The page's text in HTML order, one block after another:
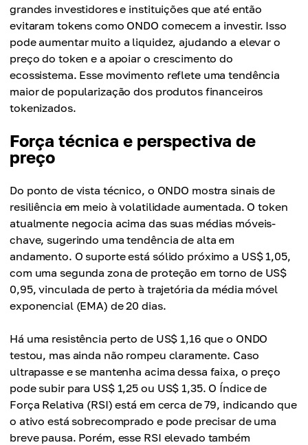
grandes investidores e instituições que até então
evitaram tokens como ONDO comecem a investir. Isso
pode aumentar muito a liquidez, ajudando a elevar o
preço do token e a apoiar o crescimento do
ecossistema. Esse movimento reflete uma tendência
maior de popularização dos produtos financeiros
tokenizados.
Força técnica e perspectiva de
preço
Do ponto de vista técnico, o ONDO mostra sinais de
resiliência em meio à volatilidade aumentada. O token
atualmente negocia acima das suas médias móveis-
chave, sugerindo uma tendência de alta em
andamento. O suporte está sólido próximo a US$ 1,05,
com uma segunda zona de proteção em torno de US$
0,95, vinculada de perto à trajetória da média móvel
exponencial (EMA) de 20 dias.
Há uma resistência perto de US$ 1,16 que o ONDO
testou, mas ainda não rompeu claramente. Caso
ultrapasse e se mantenha acima dessa faixa, o preço
pode subir para US$ 1,25 ou US$ 1,35. O Índice de
Força Relativa (RSI) está em cerca de 79, indicando que
o ativo está sobrecomprado e pode precisar de uma
breve pausa. Porém, esse RSI elevado também